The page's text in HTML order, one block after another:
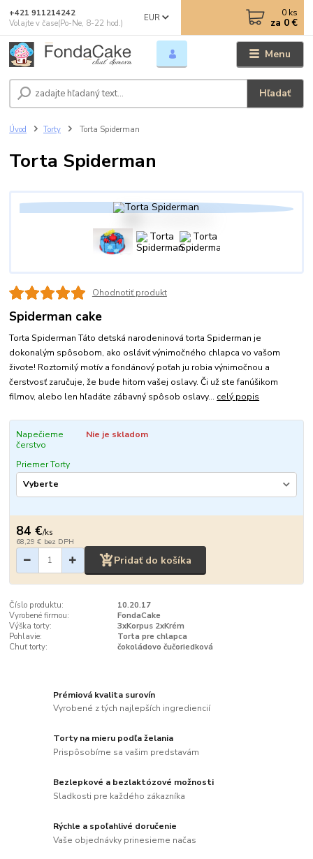
Menu
EUR
Hľadať
+421 911214242
Volajte v čase(Po-Ne, 8-22 hod.)
0 ks
za 0 €
Úvod Torty Torta Spiderman
Torta Spiderman
Ohodnotiť produkt
Spiderman cake
Torta Spiderman Táto detská narodeninová torta Spiderman je
dokonalým spôsobom, ako osláviť výnimočného chlapca vo vašom
živote! Roztomilý motív a fondánový poťah ju robia výnimočnou a
čerstvosť zaručuje, že bude hitom vašej oslavy. Či už ste fanúšikom
filmov, alebo len hľadáte zábavný spôsob oslavy... celý popis
Napečieme
čerstvo
Nie je skladom
Priemer Torty
84 €/ks
68,29 € bez DPH
Pridať do košíka
Číslo produktu:
10.20.17
Vyrobené firmou:
FondaCake
Výška torty:
3xKorpus 2xKrém
Pohlavie:
Torta pre chlapca
Chuť torty:
čokoládovo čučoriedková
Prémiová kvalita surovín
Vyrobené z tých najlepších ingrediencií
Torty na mieru podľa želania
Prispôsobíme sa vašim predstavám
Bezlepkové a bezlaktózové možnosti
Sladkosti pre každého zákazníka
Rýchle a spoľahlivé doručenie
Vaše objednávky prinesieme načas